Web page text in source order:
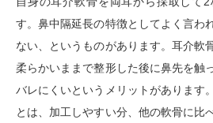
す。鼻中隔延長の特徴としてよく言わ
ない、というものがあります。耳介軟
柔らかいままで整形した後に鼻先を触
バレにくいというメリットがあります
とは、加工しやすい分、他の軟骨に比